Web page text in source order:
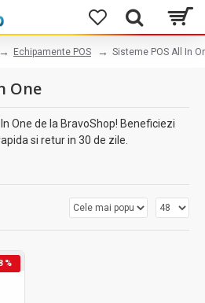
Echipamente POS Sisteme POS All In
One
One de la BravoShop! Beneficiezi
si retur in 30 de zile.
%